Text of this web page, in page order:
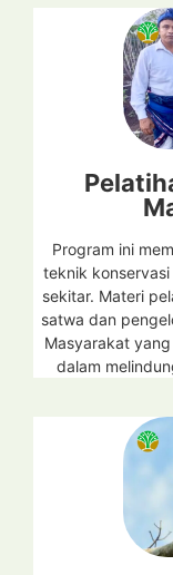
Program ini
teknik
sekitar. Materi
satwa dan
Masyarakat
dalam